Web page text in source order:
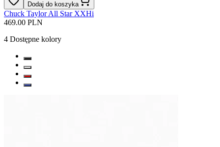
Dodaj do koszyka
Chuck Taylor All Star XXHi
469.00 PLN
4 Dostępne kolory